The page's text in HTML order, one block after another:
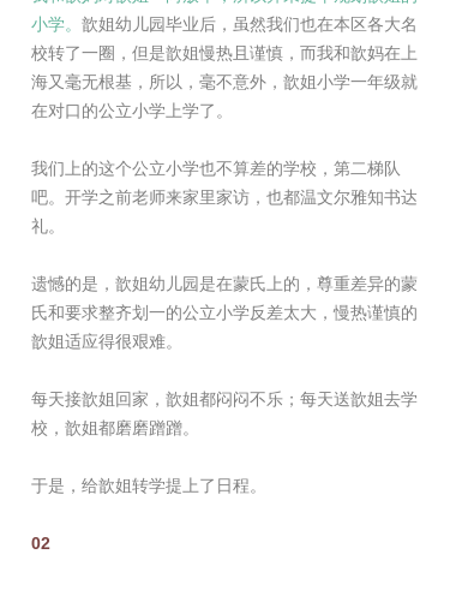
小学。 歆姐幼儿园毕业后，虽然我们也在本区各大名
校转了一圈，但是歆姐慢热且谨慎，而我和歆妈在上
海又毫无根基，所以，毫不意外，歆姐小学一年级就
在对口的公立小学上学了。
我们上的这个公立小学也不算差的学校，第二梯队
吧。开学之前老师来家里家访，也都温文尔雅知书达
礼。
遗憾的是，歆姐幼儿园是在蒙氏上的，尊重差异的蒙
氏和要求整齐划一的公立小学反差太大，慢热谨慎的
歆姐适应得很艰难。
每天接歆姐回家，歆姐都闷闷不乐；每天送歆姐去学
校，歆姐都磨磨蹭蹭。
于是，给歆姐转学提上了日程。
02